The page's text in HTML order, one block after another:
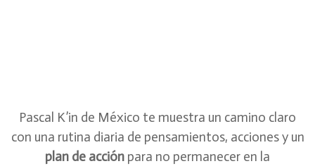
Pascal K’in de México te muestra un camino claro
con una rutina diaria de pensamientos, acciones y un
plan de acción para no permanecer en la